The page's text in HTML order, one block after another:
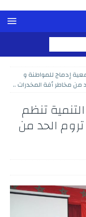
إدماج للمواطنة و
من مخاطر أفة المخدرات ..
تنظم
الحد من